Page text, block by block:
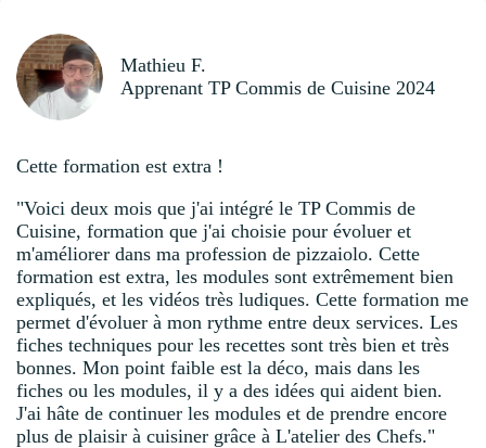
Mathieu F.
Apprenant TP Commis de Cuisine 2024
Cette formation est extra !
"Voici deux mois que j'ai intégré le TP Commis de
Cuisine, formation que j'ai choisie pour évoluer et
m'améliorer dans ma profession de pizzaiolo. Cette
formation est extra, les modules sont extrêmement bien
expliqués, et les vidéos très ludiques. Cette formation me
permet d'évoluer à mon rythme entre deux services. Les
fiches techniques pour les recettes sont très bien et très
bonnes. Mon point faible est la déco, mais dans les
fiches ou les modules, il y a des idées qui aident bien.
J'ai hâte de continuer les modules et de prendre encore
plus de plaisir à cuisiner grâce à L'atelier des Chefs."